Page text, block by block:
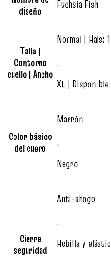
diseño
Fuchsia Fish
Talla |
Contorno
cuello | Ancho
Normal | Hals:
,
XL |
Color básico
del cuero
Marrón
,
Negro
Cierre
seguridad
Anti-ahogo
,
Hebilla y